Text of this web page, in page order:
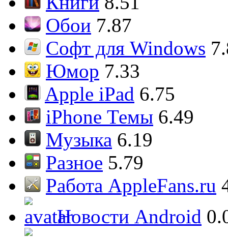
Обои 7.87
Софт для Windows
Юмор 7.33
Apple iPad 6.75
iPhone Темы 6.49
Музыка 6.19
Разное 5.79
Работа AppleFans.ru
Новости Android